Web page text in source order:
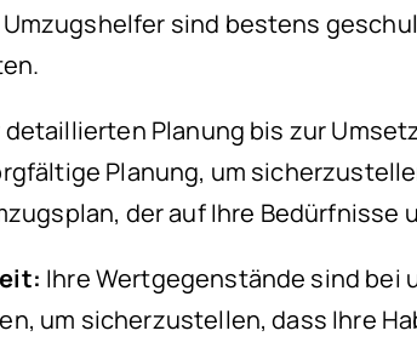
sind bestens
detaillierten Planung bis zur
Planung, um
der auf Ihre Bedürfnisse
Ihre Wertgegenstände sind bei
um sicherzustellen, dass Ihre